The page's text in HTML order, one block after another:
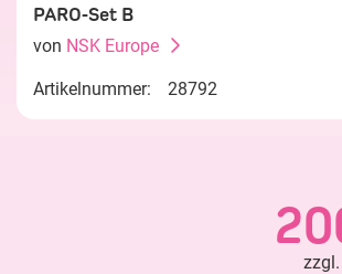
PARO-Set B
von NSK Europe
Artikelnummer: 28792